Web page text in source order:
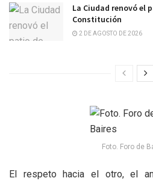
La Ciudad renovó el
Constitución
2 DE AGOSTO DE 2026
Foto. Foro de
El respeto hacia el otro, el